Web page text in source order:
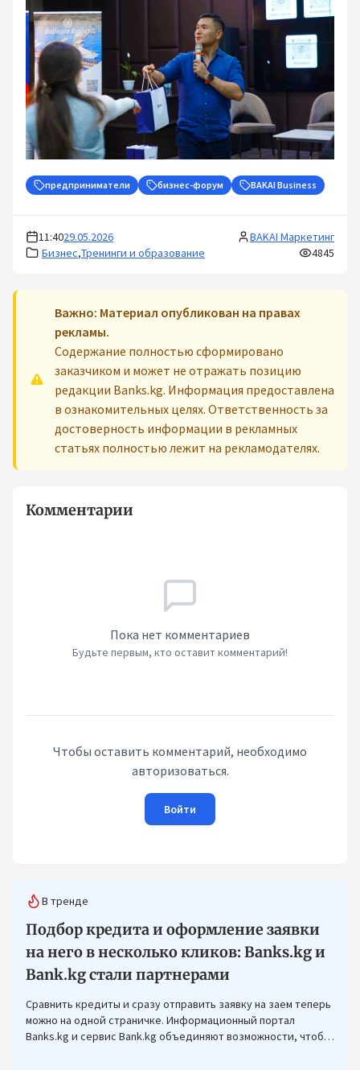
предприниматели бизнес-форум BAKAI Business
11:4029.05.2026
Бизнес,Тренинги и образование
BAKAI Маркетинг
4845
Важно: Материал опубликован на правах
рекламы.
Содержание полностью сформировано
заказчиком и может не отражать позицию
редакции Banks.kg. Информация предоставлена
в ознакомительных целях. Ответственность за
достоверность информации в рекламных
статьях полностью лежит на рекламодателях.
Комментарии
Пока нет комментариев
Будьте первым, кто оставит комментарий!
Чтобы оставить комментарий, необходимо
авторизоваться.
Войти
В тренде
Подбор кредита и оформление заявки
на него в несколько кликов: Banks.kg и
Bank.kg стали партнерами
Сравнить кредиты и сразу отправить заявку на заем теперь
можно на одной страничке. Информационный портал
Banks.kg и сервис Bank.kg объединяют возможности, чтобы